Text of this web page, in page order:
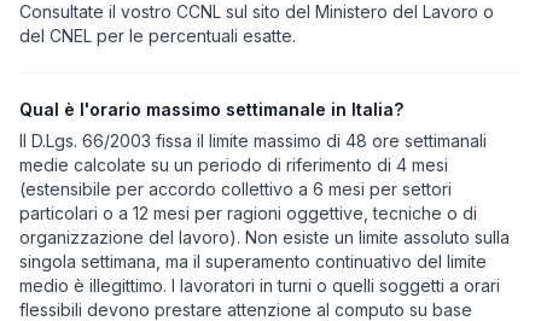
Consultate il vostro CCNL sul sito del Ministero del Lavoro o
del CNEL per le percentuali esatte.
Qual è l'orario massimo settimanale in Italia?
Il D.Lgs. 66/2003 fissa il limite massimo di 48 ore settimanali
medie calcolate su un periodo di riferimento di 4 mesi
(estensibile per accordo collettivo a 6 mesi per settori
particolari o a 12 mesi per ragioni oggettive, tecniche o di
organizzazione del lavoro). Non esiste un limite assoluto sulla
singola settimana, ma il superamento continuativo del limite
medio è illegittimo. I lavoratori in turni o quelli soggetti a orari
flessibili devono prestare attenzione al computo su base